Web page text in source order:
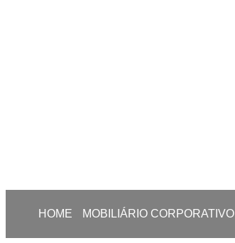
HOME MOBILIÁRIO CORPORATIVO